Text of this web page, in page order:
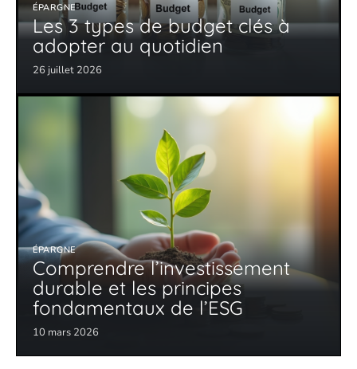
ÉPARGNE
Les 3 types de budget clés à
adopter au quotidien
26 juillet 2026
ÉPARGNE
Comprendre l’investissement
durable et les principes
fondamentaux de l’ESG
10 mars 2026